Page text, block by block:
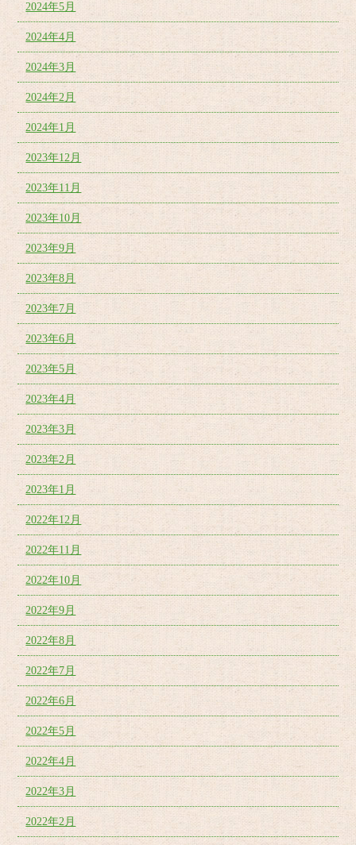
2024年5月
2024年4月
2024年3月
2024年2月
2024年1月
2023年12月
2023年11月
2023年10月
2023年9月
2023年8月
2023年7月
2023年6月
2023年5月
2023年4月
2023年3月
2023年2月
2023年1月
2022年12月
2022年11月
2022年10月
2022年9月
2022年8月
2022年7月
2022年6月
2022年5月
2022年4月
2022年3月
2022年2月